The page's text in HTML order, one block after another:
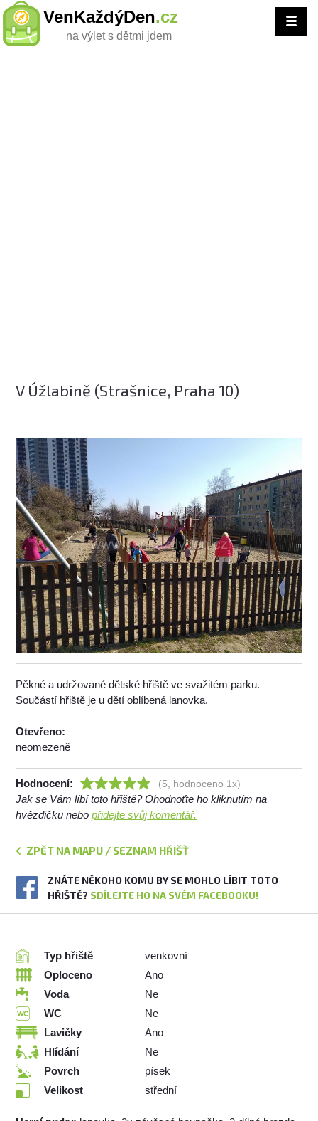
VenKaždýDen.cz
na výlet s dětmi jdem
V Úžlabině (Strašnice, Praha 10)
Pěkné a udržované dětské hřiště ve svažitém parku.
Součástí hřiště je u dětí oblíbená lanovka.
Otevřeno:
neomezeně
Hodnocení: (5, hodnoceno 1x)
Jak se Vám líbí toto hřiště? Ohodnoťte ho kliknutím na
hvězdičku nebopřidejte svůj komentář.
ZPĚT NA MAPU / SEZNAM HŘIŠŤ
ZNÁTE NĚKOHO KOMU BY SE MOHLO LÍBIT TOTO
HŘIŠTĚ? SDÍLEJTE HO NA SVÉM FACEBOOKU!
Typ hřiště
venkovní
Oploceno
Ano
Voda
Ne
WC
Ne
Lavičky
Ano
Hlídání
Ne
Povrch
písek
Velikost
střední